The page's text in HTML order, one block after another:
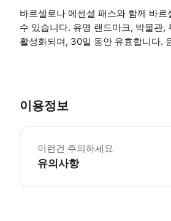
바르셀로나 에센셜 패스와 함께 바
수 있습니다. 유명 랜드마크, 박물관
활성화되며, 30일 동안 유효합니다.
이용정보
이런건 주의하세요
유의사항